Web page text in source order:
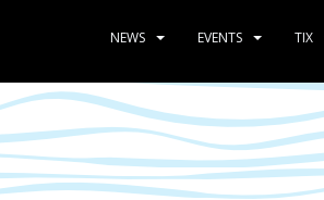
NEWS EVENTS TIX